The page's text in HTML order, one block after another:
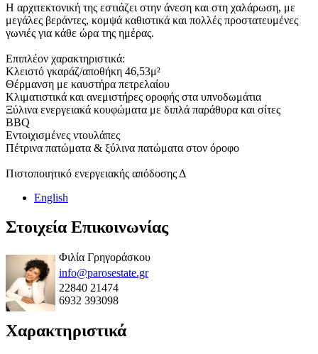
Η αρχιτεκτονική της εστιάζει στην άνεση και στη χαλάρωση, με
μεγάλες βεράντες, κομψά καθιστικά και πολλές προστατευμένες
γωνιές για κάθε ώρα της ημέρας.
Επιπλέον χαρακτηριστικά:
Κλειστό γκαράζ/αποθήκη 46,53μ²
Θέρμανση με καυστήρα πετρελαίου
Κλιματιστικά και ανεμιστήρες οροφής στα υπνοδωμάτια
Ξύλινα ενεργειακά κουφώματα με διπλά παράθυρα και σίτες
BBQ
Εντοιχισμένες ντουλάπες
Πέτρινα πατώματα & ξύλινα πατώματα στον όροφο
Πιστοποιητικό ενεργειακής απόδοσης Δ
English
Στοιχεία Επικοινωνίας
Φιλία Γρηγοράσκου
info@parosestate.gr
22840 21474
6932 393098
Χαρακτηριστικά